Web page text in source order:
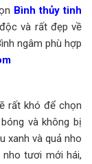
Bình thủy tinh
và rất đẹp về
ngâm phù hợp
rất khó để chọn
và không bị
xanh và quả nho
tươi mới hái,